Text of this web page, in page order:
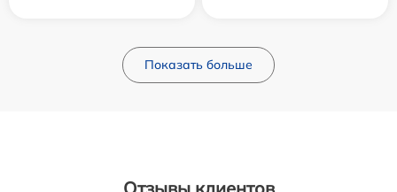
Показать больше